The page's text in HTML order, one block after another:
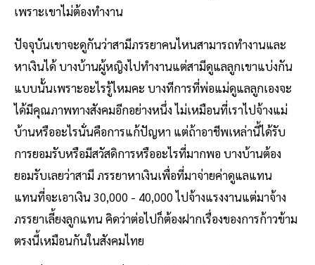
เพราะเขาไม่ต้องทำงาน
ปัจจุบันเขาจะดูกันว่าสามีภรรยาคนไหนสามารถทำงานและ
หาเงินได้ บางบ้านผู้หญิงไปทำงานแต่สามีดูแลลูกเขาแบ่งกัน
แบบนั้นเพราะอะไรรู้ไหมคะ บางทีการที่พ่อแม่ดูแลลูกเองจะ
ได้มีคุณภาพทางสังคมอีกอย่างหนึ่ง ไม่เหมือนที่เราไปจ้างแม่
บ้านหรืออะไรนั่นคือการแก้ปัญหา แต่ถ้าอาชีพเหล่านี้ได้รับ
การยอมรับหรือมีสวัสดิการหรืออะไรที่มากพอ บางบ้านต้อง
ยอมรับเลยว่าสามี ภรรยาหาเงินเพื่อที่มาจ่ายค่าดูแลแทน
แทนที่จะเอาเงิน 30,000 - 40,000 ไปจ้างแรงงานแต่มาจ้าง
ภรรยาเลี้ยงลูกแทน คิดว่าต่อไปก็ต้องฝากเรื่องของการก้าวข้าม
ตรงนี้เหมือนกันในสังคมไทย